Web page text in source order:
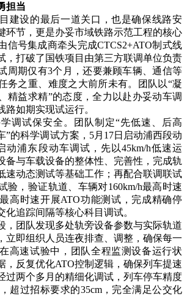
担当
设的最后一道关口，也是确保线路安
环节，更是办妥市域铁路示范工程的核心
信号集成商牵头完成CTCS2+ATO制式线
，打破了国铁项目由第三方联调单位负责
周期仅有3个月，还要兼顾车辆、通信等
务之重、难度之大前所未有。团队以“凝
精益求精”的态度，全力以赴办妥动车调
如期实现试运行。
试保安全。团队制定“先低速、后高
”的科学调试方案，5月17日启动浦西段动
动浦东段动车调试，先以45km/h低速运
备与车载设备的整体性、完善性，完成轨
速动态测试等基础工作；再配合联调联试
验，验证轨道、车辆对160km/h最高时速
高时速开展ATO功能测试，完成精确停
化追踪间隔等核心科目调试。
团队发现多处轨旁设备参数与实际轨道
立即组织人员连夜排查、调整，确保每一
高速试验中，团队全程监测设备运行状
，反复优化ATO控制逻辑，确保列车提速
过两个多月的精细化调试，列车停车精度
超过招标要求的35cm，完全满足公交化